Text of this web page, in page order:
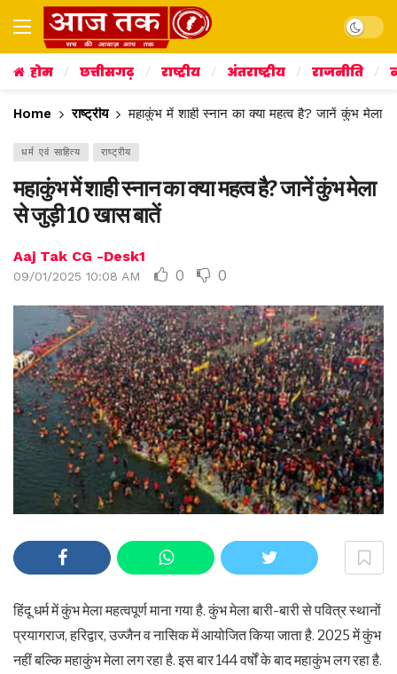
Dark
होम छत्तीसगढ़ राष्ट्रीय अंतराष्ट्रीय राजनीति
Home राष्ट्रीय महाकुंभ में शाही स्नान का क्या महत्व है? जानें कुंभ मेला
धर्म एवं साहित्य राष्ट्रीय
महाकुंभ में शाही स्नान का क्या महत्व है? जानें कुंभ मेला
से जुड़ी 10 खास बातें
Aaj Tak CG -Desk1
09/01/2025 10:08 AM 0 0
हिंदू धर्म में कुंभ मेला महत्वपूर्ण माना गया है. कुंभ मेला बारी-बारी से पवित्र स्थानों
प्रयागराज, हरिद्वार, उज्जैन व नासिक में आयोजित किया जाता है. 2025 में कुंभ
नहीं बल्कि महाकुंभ मेला लग रहा है. इस बार 144 वर्षों के बाद महाकुंभ लग रहा है.